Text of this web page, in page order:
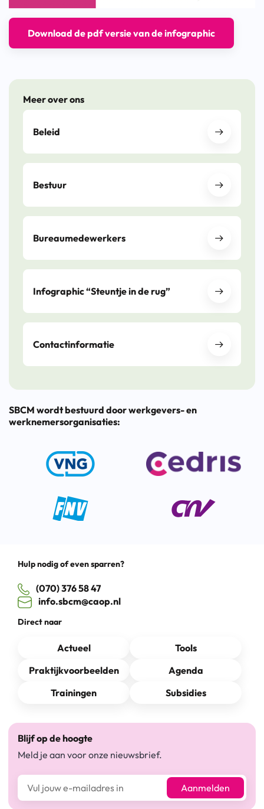
Download de pdf versie van de infographic
Meer over ons
Beleid
Bestuur
Bureaumedewerkers
Infographic “Steuntje in de rug”
Contactinformatie
SBCM wordt bestuurd door werkgevers- en
werknemersorganisaties:
Hulp nodig of even sparren?
(070) 376 58 47
info.sbcm@caop.nl
Direct naar
Actueel
Tools
Praktijkvoorbeelden
Agenda
Trainingen
Subsidies
Blijf op de hoogte
Meld je aan voor onze nieuwsbrief.
E-mailadres* Aanmelden